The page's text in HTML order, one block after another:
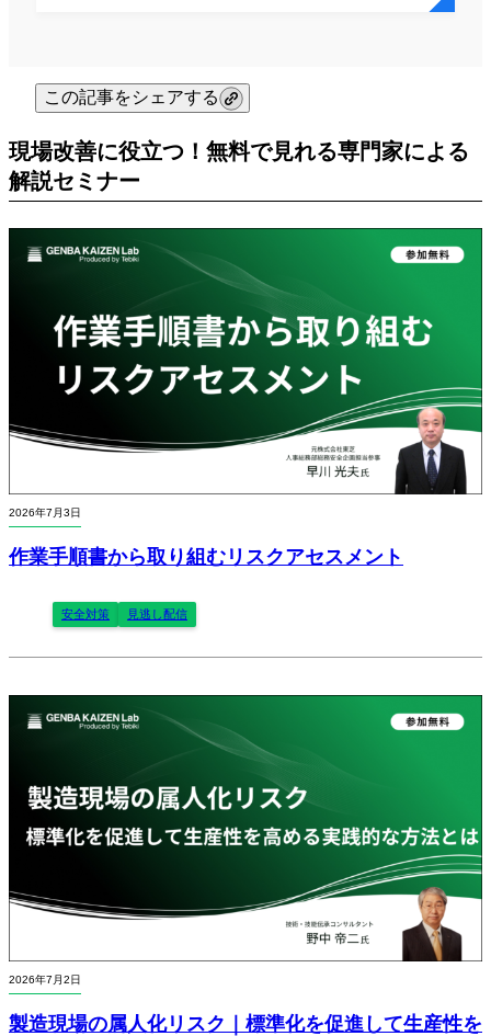
この記事をシェアする
現場改善に役立つ！無料で見れる専門家による
解説セミナー
2026年7月3日
作業手順書から取り組むリスクアセスメント
安全対策 見逃し配信
2026年7月2日
製造現場の属人化リスク｜標準化を促進して生産性を